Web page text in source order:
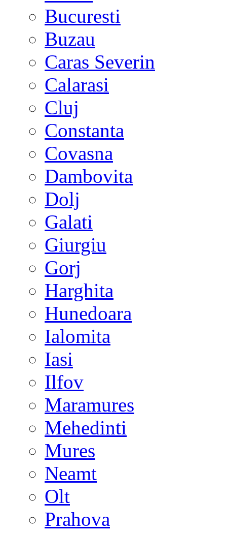
Bucuresti
Buzau
Caras Severin
Calarasi
Cluj
Constanta
Covasna
Dambovita
Dolj
Galati
Giurgiu
Gorj
Harghita
Hunedoara
Ialomita
Iasi
Ilfov
Maramures
Mehedinti
Mures
Neamt
Olt
Prahova